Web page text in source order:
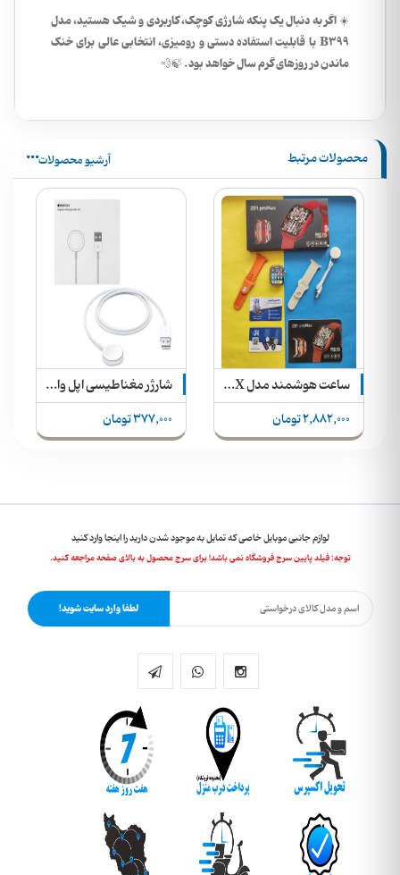
☀️ اگر به دنبال یک پنکه شارژی کوچک، کاربردی و شیک هستید، مدل
B399 با قابلیت استفاده دستی و رومیزی، انتخابی عالی برای خنک
ماندن در روزهای گرم سال خواهد بود.🍃💨
محصولات مرتبط آرشیو محصولات
377,000 تومان 6,313,000 تومان
لوازم جانبی موبایل خاصی که تمایل به موجود شدن دارید را اینجا وارد کنید
توجه: فیلد پایین سرچ فروشگاه نمی باشد! برای سرچ محصول به بالای صفحه مراجعه کنید.
لطفا وارد سایت شوید!